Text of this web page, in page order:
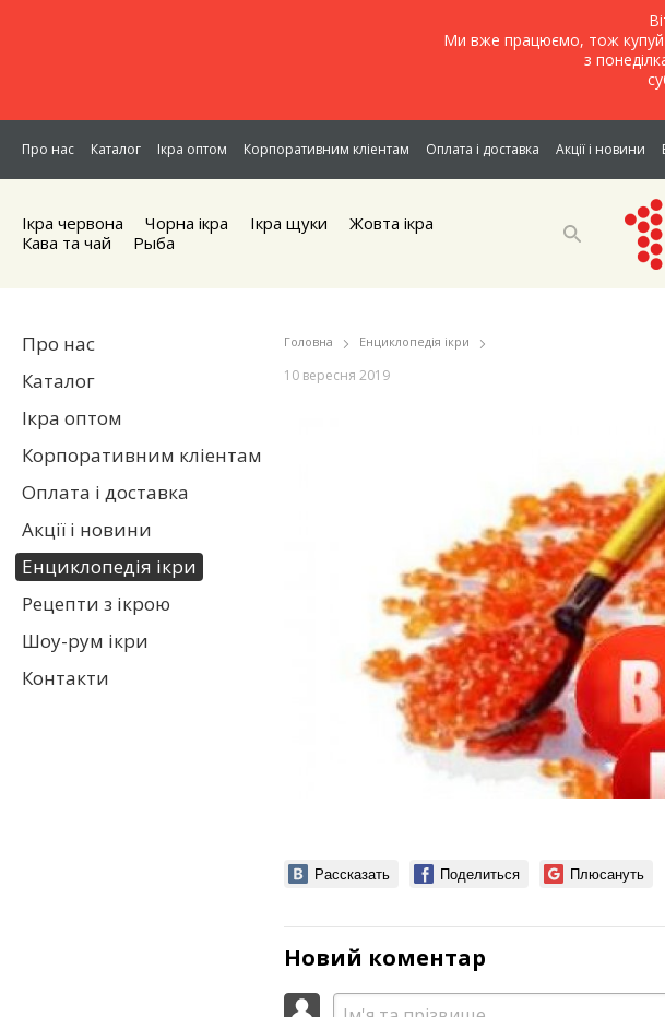
Ми вже працюємо, тож
з
Про нас Каталог Ікра оптом Корпоративним кліентам Оплата і доставка Акції і новини
Ікра червона Чорна iкра Iкра щуки
Жовта iкра
Кава та чай
Рыба
Головна Енциклопедія ікри
10 вересня 2019
Рассказать Поделиться Плюсануть
Новий коментар
Про нас
Каталог
Ікра оптом
Корпоративним кліентам
Оплата і доставка
Акції і новини
Енциклопедія ікри
Рецепти з ікрою
Шоу-рум ікри
Контакти